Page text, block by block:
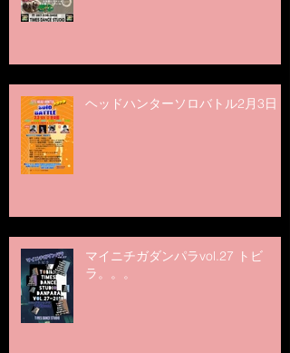
ヘッドハンターソロバトル2月3日
マイニチガダンパラvol.27 トビ
ラ。。。